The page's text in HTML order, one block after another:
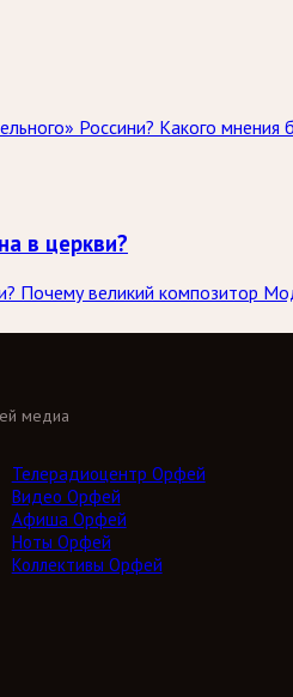
Россини? Какого
в церкви?
Почему великий композитор
медиа
Телерадиоцентр Орфей
Видео Орфей
Афиша Орфей
Ноты Орфей
Коллективы Орфей